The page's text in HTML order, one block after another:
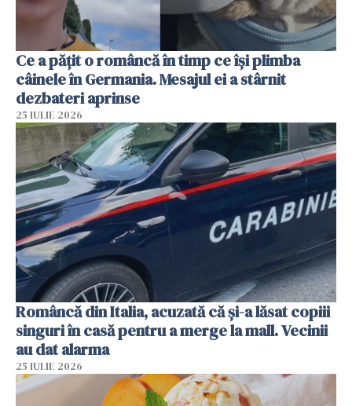
Ce a pățit o româncă în timp ce își plimba
câinele în Germania. Mesajul ei a stârnit
dezbateri aprinse
25 IULIE 2026
Româncă din Italia, acuzată că și-a lăsat copiii
singuri în casă pentru a merge la mall. Vecinii
au dat alarma
25 IULIE 2026